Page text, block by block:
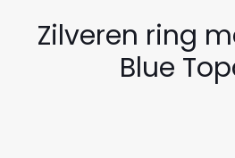
Zilveren ring
Blue